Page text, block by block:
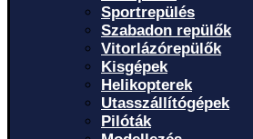
Sportrepülés
Szabadon repülők
Vitorlázórepülők
Kisgépek
Helikopterek
Utasszállítógépek
Pilóták